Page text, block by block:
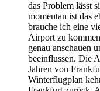
das Problem lässt
momentan ist das
brauche ich eine
Airport zu
genau anschauen
beeinflussen. Die
Jahren von
Winterflugplan